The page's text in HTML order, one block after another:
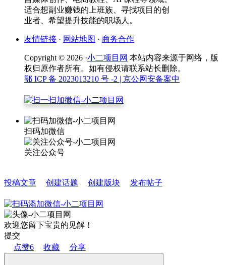
适合想副业赚钱的上班族、寻找项目的创
业者、希望提升技能的职场人。
友情链接 · 网站地图 · 商务合作
Copyright © 2026 ·小二项目网 本站内容来源于网络，版
权归原作者所有。如有侵权请联系站长删除。
鄂 ICP 备 2023013210 号 -2 | 京公网安备案中
扫码加微信
关注公众号
投稿文章 创建话题 创建版块 发布帖子
欢迎您留下宝贵的见解！
提交
点赞6 收藏 分享